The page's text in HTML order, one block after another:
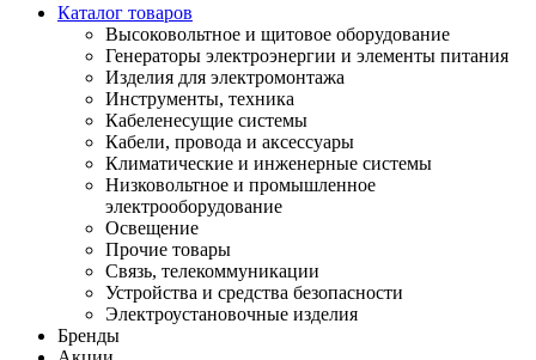
Каталог товаров
Высоковольтное и щитовое оборудование
Генераторы электроэнергии и элементы питания
Изделия для электромонтажа
Инструменты, техника
Кабеленесущие системы
Кабели, провода и аксессуары
Климатические и инженерные системы
Низковольтное и промышленное
электрооборудование
Освещение
Прочие товары
Связь, телекоммуникации
Устройства и средства безопасности
Электроустановочные изделия
Бренды